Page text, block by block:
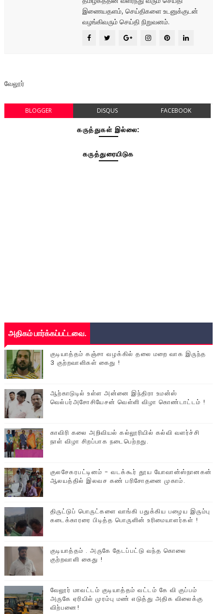
இணையதளம், செய்திகளை உடனுக்குடன்
வழங்கிவரும் செய்தி நிறுவனம்.
வேலூர்
BLOGGER DISQUS FACEBOOK
கருத்துகள் இல்லை:
கருத்துரையிடுக
அதிகம் பார்க்கப்பட்டவை.
குடியாத்தம் கஞ்சா வழக்கில் தலை மறை வாக இருந்த
3 குற்றவாளிகள் கைது !
ஆற்காடுடில் உள்ள அன்னை இந்திரா உமன்ஸ்
வெல்பர்அசோசியேசன் வெள்ளி விழா கொண்டாட்டம் !
காவிரி கலை அறிவியல் கல்லூரியில் கல்வி வளர்ச்சி
நாள் விழா சிறப்பாக நடைபெற்றது.
குலசேகரபட்டினம் - வடக்கூர் தூய யோவான்ஸ்நானகன்
ஆலயத்தில் இலவச கண் பரிசோதனை முகாம்.
திருட்டுப் பொருட்களை வாங்கி பதுக்கிய பழைய இரும்பு
கடைக்காரரை பிடித்த பொருளின் உரிமையாளர்கள் !
குடியாத்தம் . அருகே தேடப்பட்டு வந்த கொலை
குற்றவாளி கைது !
வேலூர் மாவட்டம் குடியாத்தம் வட்டம் கே வி குப்பம்
அருகே ஏரியில் முரம்பு‌ மண் எடுத்து அதிக விலைக்கு
விற்பனை!